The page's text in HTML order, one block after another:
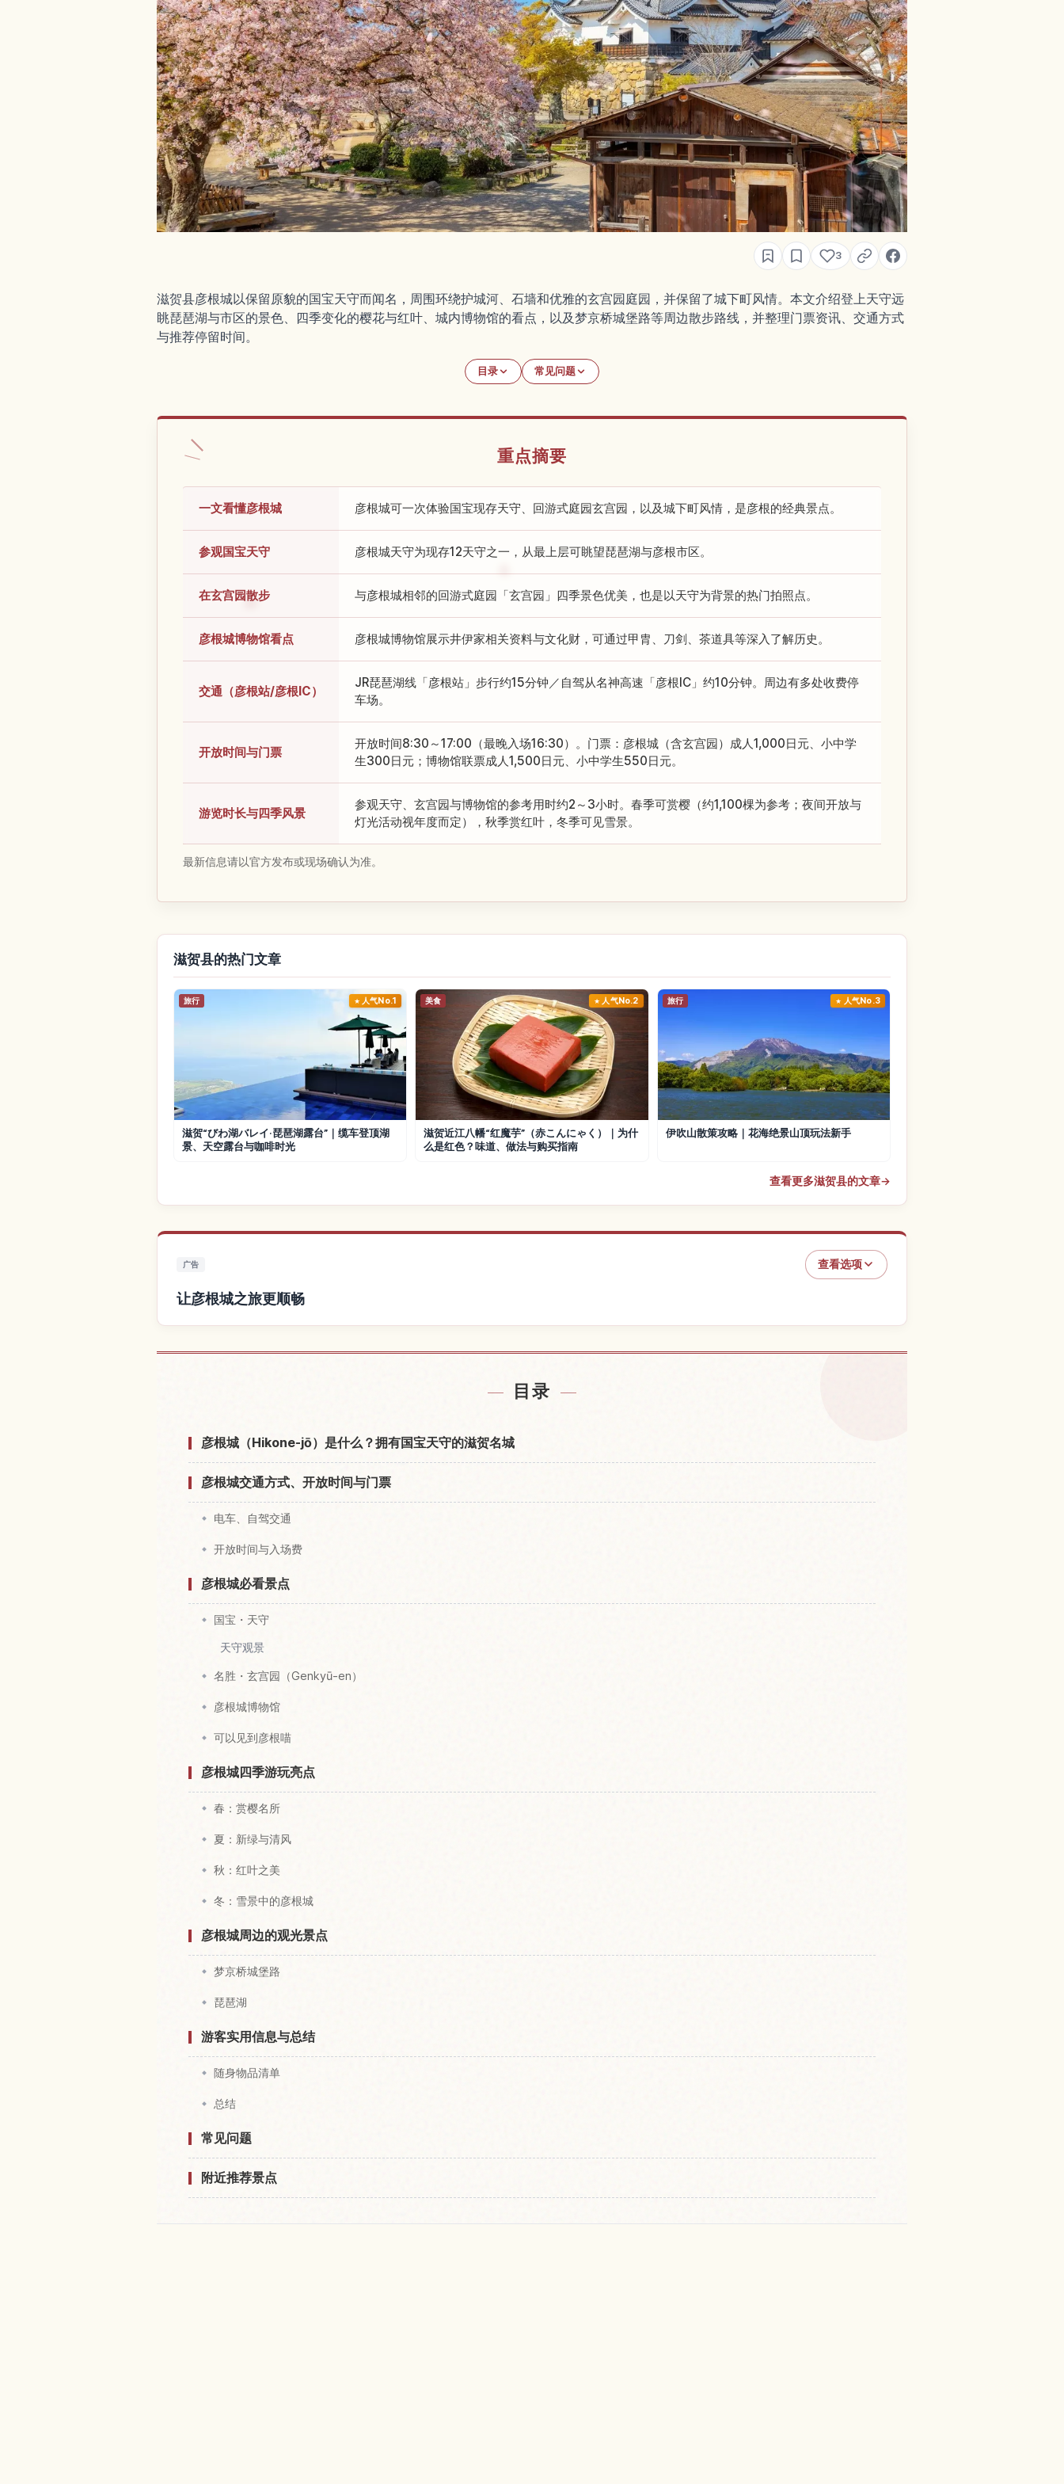
3
滋贺县彦根城以保留原貌的国宝天守而闻名，周围环绕护城河、石墙和优雅的玄宫园庭园，并保留了城下町风情。本文介绍登上天守远
眺琵琶湖与市区的景色、四季变化的樱花与红叶、城内博物馆的看点，以及梦京桥城堡路等周边散步路线，并整理门票资讯、交通方式
与推荐停留时间。
目录 常见问题
重点摘要
一文看懂彦根城 彦根城可一次体验国宝现存天守、回游式庭园玄宫园，以及城下町风情，是彦根的经典景点。
参观国宝天守 彦根城天守为现存12天守之一，从最上层可眺望琵琶湖与彦根市区。
在玄宫园散步 与彦根城相邻的回游式庭园「玄宫园」四季景色优美，也是以天守为背景的热门拍照点。
彦根城博物馆看点 彦根城博物馆展示井伊家相关资料与文化财，可通过甲胄、刀剑、茶道具等深入了解历史。
交通（彦根站/彦根IC）
JR琵琶湖线「彦根站」步行约15分钟／自驾从名神高速「彦根IC」约10分钟。周边有多处收费停
车场。
开放时间与门票
开放时间8:30～17:00（最晚入场16:30）。门票：彦根城（含玄宫园）成人1,000日元、小中学
生300日元；博物馆联票成人1,500日元、小中学生550日元。
游览时长与四季风景
参观天守、玄宫园与博物馆的参考用时约2～3小时。春季可赏樱（约1,100棵为参考；夜间开放与
灯光活动视年度而定），秋季赏红叶，冬季可见雪景。
最新信息请以官方发布或现场确认为准。
滋贺县的热门文章
旅行 人气No.1
滋贺“びわ湖バレイ·琵琶湖露台”｜缆车登顶湖
景、天空露台与咖啡时光
美食 人气No.2
滋贺近江八幡“红魔芋”（赤こんにゃく）｜为什
么是红色？味道、做法与购买指南
旅行 人气No.3
伊吹山散策攻略｜花海绝景山顶玩法新手
查看更多滋贺县的文章→
广告 查看选项
让彦根城之旅更顺畅
目录
彦根城（Hikone-jō）是什么？拥有国宝天守的滋贺名城
彦根城交通方式、开放时间与门票
电车、自驾交通
开放时间与入场费
彦根城必看景点
国宝・天守
天守观景
名胜・玄宫园（Genkyū-en）
彦根城博物馆
可以见到彦根喵
彦根城四季游玩亮点
春：赏樱名所
夏：新绿与清风
秋：红叶之美
冬：雪景中的彦根城
彦根城周边的观光景点
梦京桥城堡路
琵琶湖
游客实用信息与总结
随身物品清单
总结
常见问题
附近推荐景点